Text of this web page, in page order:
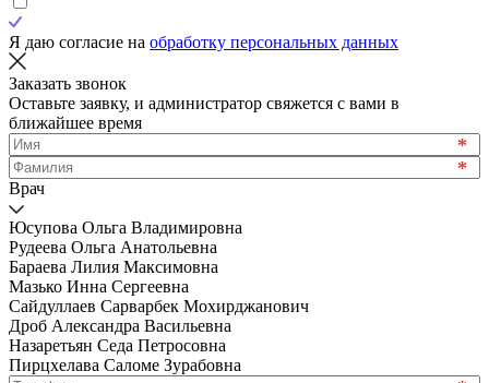
Я даю согласие на обработку персональных данных
Заказать звонок
Оставьте заявку, и администратор свяжется с вами в
ближайшее время
*
*
Врач
Юсупова Ольга Владимировна
Рудеева Ольга Анатольевна
Бараева Лилия Максимовна
Мазько Инна Сергеевна
Сайдуллаев Сарварбек Мохирджанович
Дроб Александра Васильевна
Назаретьян Седа Петросовна
Пирцхелава Саломе Зурабовна